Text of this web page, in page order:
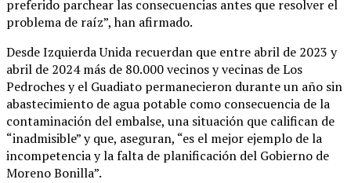
preferido parchear las consecuencias antes que resolver el
problema de raíz”, han afirmado.
Desde Izquierda Unida recuerdan que entre abril de 2023 y
abril de 2024 más de 80.000 vecinos y vecinas de Los
Pedroches y el Guadiato permanecieron durante un año sin
abastecimiento de agua potable como consecuencia de la
contaminación del embalse, una situación que califican de
“inadmisible” y que, aseguran, “es el mejor ejemplo de la
incompetencia y la falta de planificación del Gobierno de
Moreno Bonilla”.